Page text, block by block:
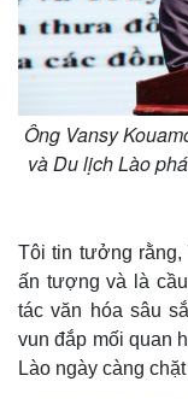
Ông Vansy
và Du lịch Lào
Tôi tin tưởng rằng,
ấn tượng và là
tác văn hóa sâu
vun đắp mối quan
Lào ngày càng